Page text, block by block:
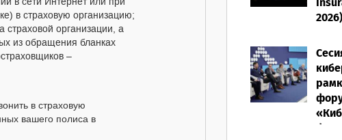
в страховую организацию;
организации, а
из обращения бланках
–
в страховую
вашего полиса в
код